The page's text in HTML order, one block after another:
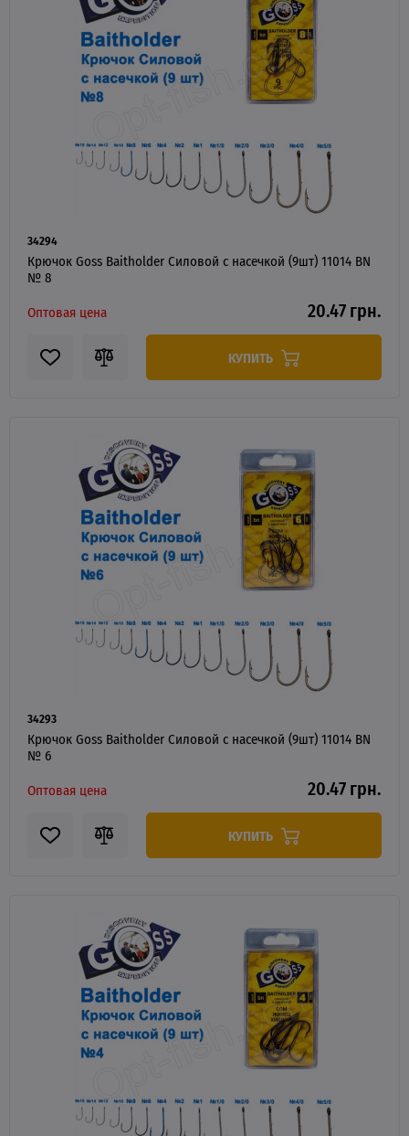
34294
Крючок Goss Baitholder Силовой с насечкой (9шт) 11014 BN
№ 8
Оптовая цена
20.47 грн.
КУПИТЬ
34293
Крючок Goss Baitholder Силовой с насечкой (9шт) 11014 BN
№ 6
Оптовая цена
20.47 грн.
КУПИТЬ